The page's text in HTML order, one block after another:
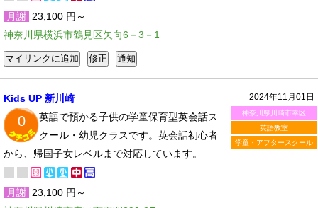
月謝 23,100 円～
神奈川県横浜市鶴見区矢向6－3－1
2024年11月01日
神奈川県川崎市幸区
英語教室
学童・アフタースクール
Kids UP 新川崎
0
英語で預かる子供の学童保育型英会話ス
クール・幼児クラスです。英会話初心者
から、帰国子女レベルまで対応しています。
月謝 23,100 円～